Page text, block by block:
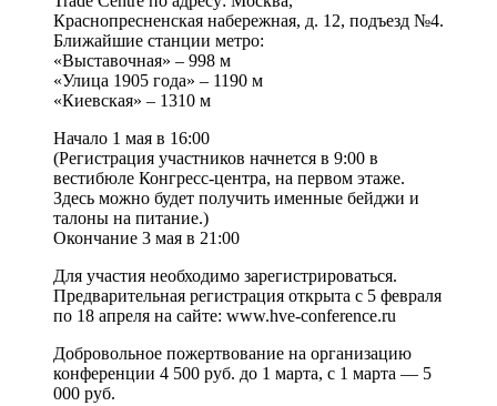
Краснопресненская набережная, д. 12, подъезд №4.
Ближайшие станции метро:
«Выставочная» – 998 м
«Улица 1905 года» – 1190 м
«Киевская» – 1310 м
Начало 1 мая в 16:00
(Регистрация участников начнется в 9:00 в
вестибюле Конгресс-центра, на первом этаже.
Здесь можно будет получить именные бейджи и
талоны на питание.)
Окончание 3 мая в 21:00
Для участия необходимо зарегистрироваться.
Предварительная регистрация открыта с 5 февраля
по 18 апреля на сайте: www.hve-conference.ru
Добровольное пожертвование на организацию
конференции 4 500 руб. до 1 марта, с 1 марта — 5
000 руб.